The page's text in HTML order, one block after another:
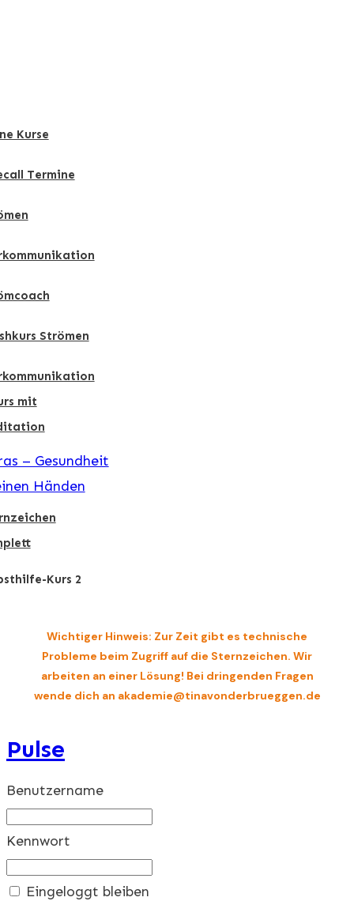
Kurse
Termine
Strömen
mit
– Gesundheit
Händen
Kurs 2
Wichtiger Hinweis: Zur Zeit gibt es technische
Probleme beim Zugriff auf die Sternzeichen. Wir
arbeiten an einer Lösung! Bei dringenden Fragen
wende dich an akademie@tinavonderbrueggen.de
Pulse
Benutzername
Kennwort
Eingeloggt bleiben